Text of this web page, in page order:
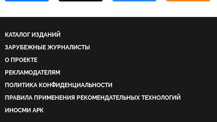
КАТАЛОГ ИЗДАНИЙ
ЗАРУБЕЖНЫЕ ЖУРНАЛИСТЫ
О ПРОЕКТЕ
РЕКЛАМОДАТЕЛЯМ
ПОЛИТИКА КОНФИДЕНЦИАЛЬНОСТИ
ПРАВИЛА ПРИМЕНЕНИЯ РЕКОМЕНДАТЕЛЬНЫХ ТЕХНОЛОГИЙ
ИНОСМИ APK